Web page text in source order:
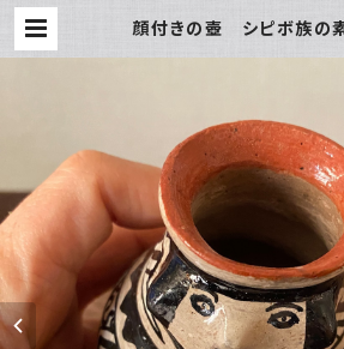
顔付きの壺 シピボ族の